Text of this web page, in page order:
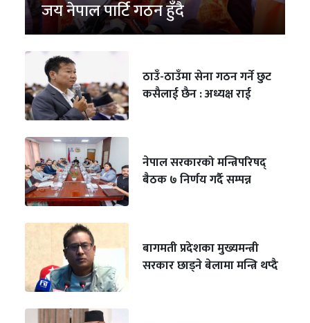
जय नेपाल पार्टि गठन हुँदै
ठाउँ-ठाउँमा सेना गठन गर्ने छुट
कसैलाई छैन : अध्यक्ष राई
नेपाल सरकारको मन्त्रिपरिषद्
बैठक ७ निर्णय गर्दै सम्पन्न
बागमती प्रदेशका मुख्यमन्त्री
सरकार छाड्ने बेलामा मन्त्रि थप्दै